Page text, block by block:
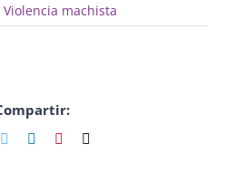
Violencia machista
TwitterLinkedInPinterest